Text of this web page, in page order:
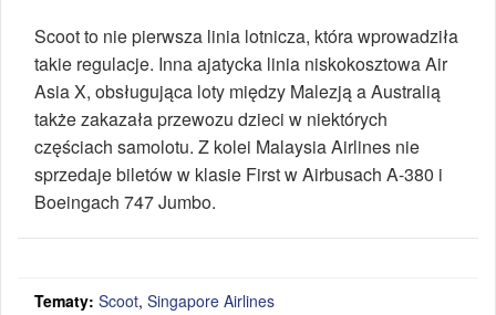
Scoot to nie pierwsza linia lotnicza, która wprowadziła
takie regulacje. Inna ajatycka linia niskokosztowa Air
Asia X, obsługująca loty między Malezją a Australią
także zakazała przewozu dzieci w niektórych
częściach samolotu. Z kolei Malaysia Airlines nie
sprzedaje biletów w klasie First w Airbusach A-380 i
Boeingach 747 Jumbo.
Tematy: Scoot, Singapore Airlines